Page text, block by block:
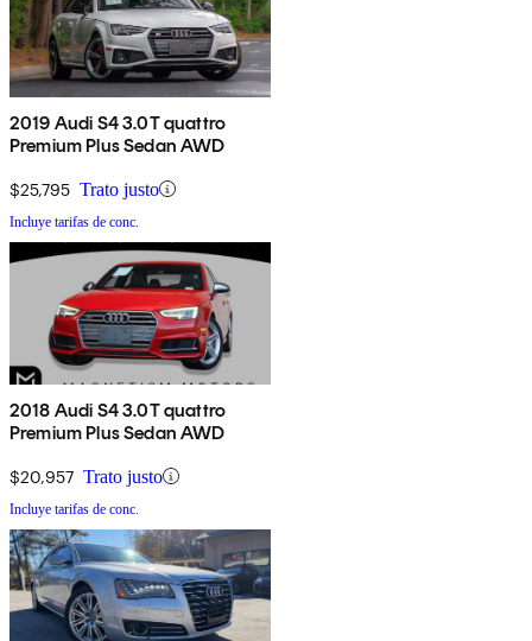
2019 Audi S4 3.0T quattro
Premium Plus Sedan AWD
$25,795 Trato justo
Incluye tarifas de conc.
2018 Audi S4 3.0T quattro
Premium Plus Sedan AWD
$20,957 Trato justo
Incluye tarifas de conc.